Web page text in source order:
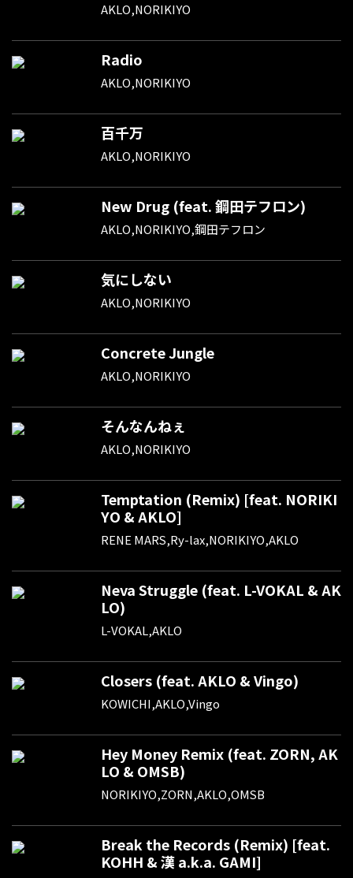
AKLO,NORIKIYO
Radio
AKLO,NORIKIYO
百千万
AKLO,NORIKIYO
New Drug (feat. 鋼田テフロン)
AKLO,NORIKIYO,鋼田テフロン
気にしない
AKLO,NORIKIYO
Concrete Jungle
AKLO,NORIKIYO
そんなんねぇ
AKLO,NORIKIYO
Temptation (Remix) [feat. NORIKI
YO & AKLO]
RENE MARS,Ry-lax,NORIKIYO,AKLO
Neva Struggle (feat. L-VOKAL & AK
LO)
L-VOKAL,AKLO
Closers (feat. AKLO & Vingo)
KOWICHI,AKLO,Vingo
Hey Money Remix (feat. ZORN, AK
LO & OMSB)
NORIKIYO,ZORN,AKLO,OMSB
Break the Records (Remix) [feat.
KOHH & 漢 a.k.a. GAMI]